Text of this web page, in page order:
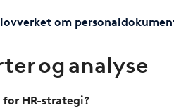
om
og analyse
HR-strategi?